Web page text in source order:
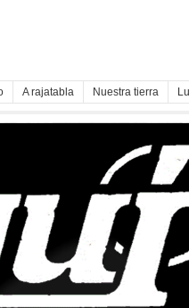
A rajatabla Nuestra tierra